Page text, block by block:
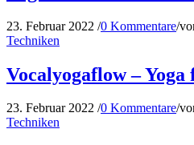
23. Februar 2022 /0 Kommentare/
Techniken
Vocalyogaflow –
23. Februar 2022 /0 Kommentare/
Techniken